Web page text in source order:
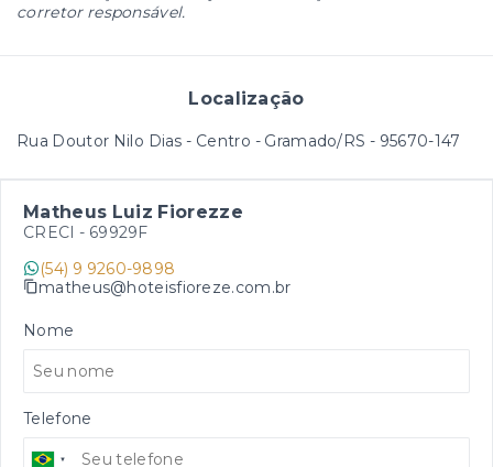
corretor responsável.
Localização
Rua Doutor Nilo Dias - Centro - Gramado/RS - 95670-147
Matheus Luiz Fiorezze
CRECI - 69929F
(54) 9 9260-9898
matheus@hoteisfioreze.com.br
Nome
Telefone